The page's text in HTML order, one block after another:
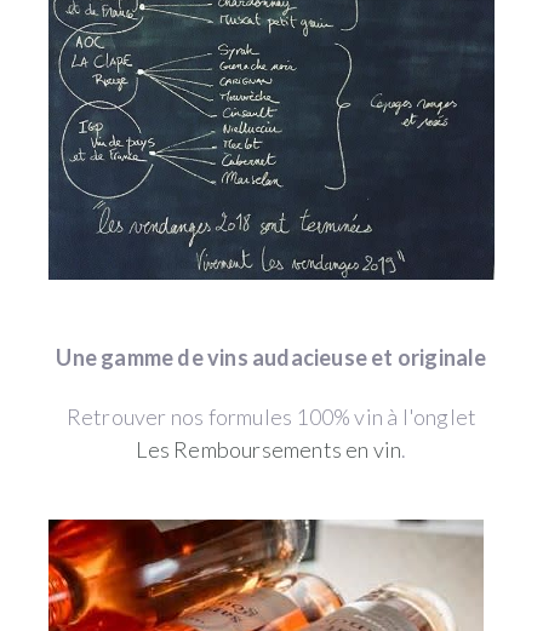
Une gamme de vins audacieuse et originale
Retrouver nos formules 100% vin à l'onglet
Les Remboursements en vin.